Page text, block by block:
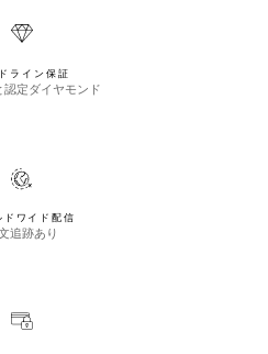
ライン保証
認定ダイヤモンド
ドワイド配信
追跡あり